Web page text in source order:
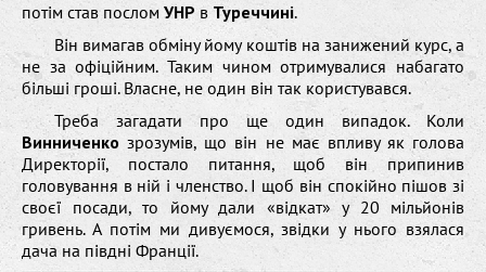
потім став послом УНР в Туреччині.
Він вимагав обміну йому коштів на занижений курс, а
не за офіційним. Таким чином отримувалися набагато
більші гроші. Власне, не один він так користувався.
Треба загадати про ще один випадок. Коли
Винниченко зрозумів, що він не має впливу як голова
Директорії, постало питання, щоб він припинив
головування в ній і членство. І щоб він спокійно пішов зі
своєї посади, то йому дали «відкат» у 20 мільйонів
гривень. А потім ми дивуємося, звідки у нього взялася
дача на півдні Франції.